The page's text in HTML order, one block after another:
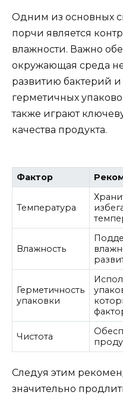
Одним из основных
порчи является
влажности. Важно
окружающая среда не
развитию бактерий
герметичных
также играют
качества продукта.
Фактор
Температура
Влажность
Герметичность
упаковки
Чистота
Следуя этим
значительно